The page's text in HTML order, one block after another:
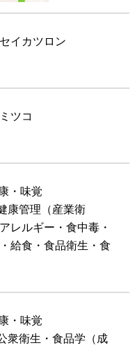
イカツロン
ツコ
・味覚
康管理（産業衛
レルギー・食中毒・
給食・食品衛生・食
・味覚
衆衛生・食品学（成